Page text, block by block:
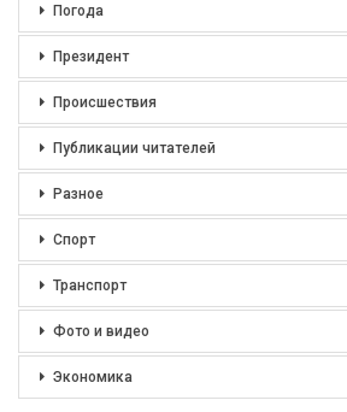
Погода
Президент
Происшествия
Публикации читателей
Разное
Спорт
Транспорт
Фото и видео
Экономика